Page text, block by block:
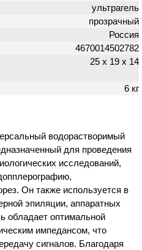
ультрагель
прозрачный
Россия
4670014502782
25 х 19 х 14
6 кг
водорастворимый
для проведения
исследований,
Он также используется в
эпиляции, аппаратных
обладает оптимальной
импедансом, что
сигналов. Благодаря